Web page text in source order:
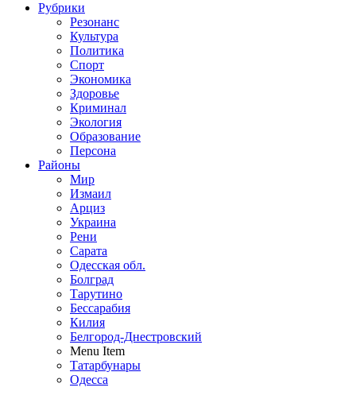
Рубрики
Резонанс
Культура
Политика
Спорт
Экономика
Здоровье
Криминал
Экология
Образование
Персона
Районы
Мир
Измаил
Арциз
Украина
Рени
Сарата
Одесская обл.
Болград
Тарутино
Бессарабия
Килия
Белгород-Днестровский
Menu Item
Татарбунары
Одесса